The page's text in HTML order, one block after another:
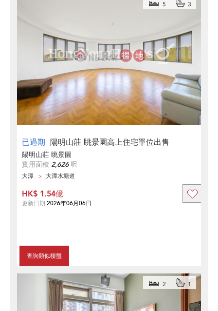
已過期 陽明山莊 眺景園高上住宅單位出售
5 3
陽明山莊 眺景園
實用面積 2,626呎
大潭 大潭水塘道
查詢類似樓盤
HK$ 1.54億
更新日期 2026年06月06日
2 1